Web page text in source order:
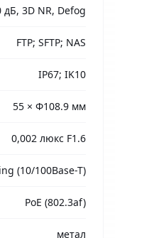
дБ, 3D NR, Defog
FTP; SFTP; NAS
IP67; IK10
55 × Φ108.9 мм
0,002 люкс F1.6
(10/100Base-T)
PoE (802.3af)
метал